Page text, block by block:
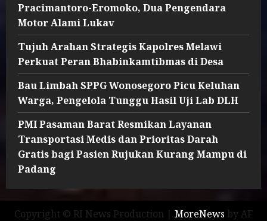
Pracimantoro-Eromoko, Dua Pengendara
Motor Alami Lukav
Tujuh Arahan Strategis Kapolres Melawi
Perkuat Peran Bhabinkamtibmas di Desa
Bau Limbah SPPG Wonosegoro Picu Keluhan
Warga, Pengelola Tunggu Hasil Uji Lab DLH
PMI Pasaman Barat Resmikan Layanan
Transportasi Medis dan Prioritas Darah
Gratis bagi Pasien Rujukan Kurang Mampu di
Padang
Copyright © RI News Production | MoreNews by AF